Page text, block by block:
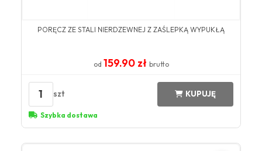
PORĘCZ ZE STALI NIERDZEWNEJ Z ZAŚLEPKĄ WYPUKŁĄ
od 159.90 zł brutto
1 szt KUPUJĘ
Szybka dostawa